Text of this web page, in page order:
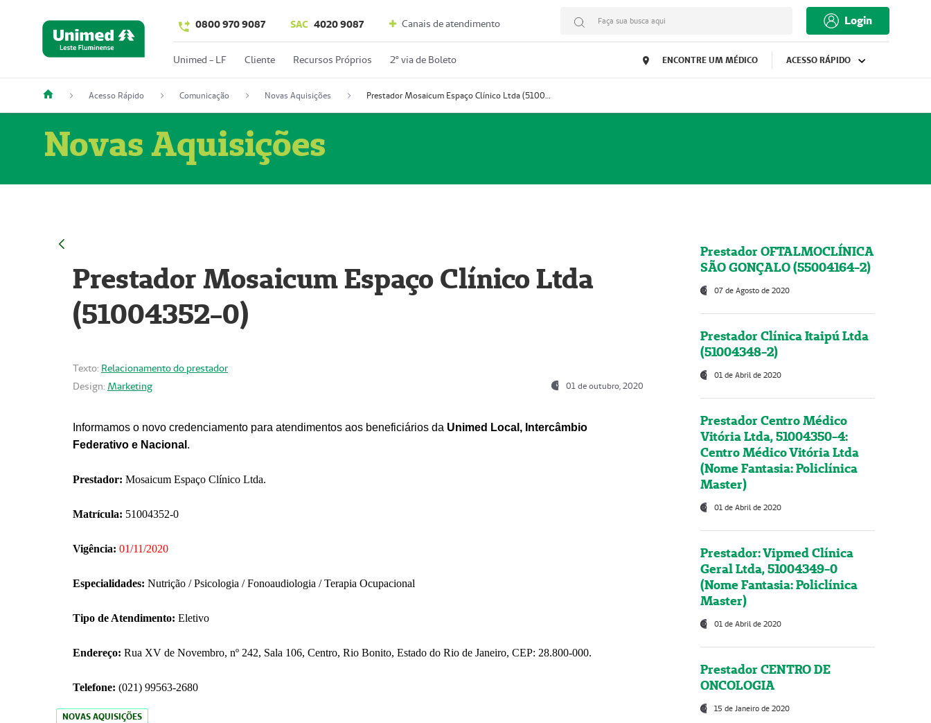
0800 970 9087 SAC 4020 9087 Canais de atendimento Faça sua busca aqui Login
Unimed - LF Cliente Recursos Próprios 2º via de Boleto ENCONTRE UM MÉDICO ACESSO RÁPIDO
Acesso Rápido Comunicação Novas Aquisições Prestador Mosaicum Espaço Clínico Ltda (51004352-0)
Novas Aquisições
Prestador Mosaicum Espaço Clínico Ltda
(51004352-0)
Texto: Relacionamento do prestador
Design: Marketing 01 de outubro, 2020
Informamos o novo credenciamento para atendimentos aos beneficiários da Unimed Local, Intercâmbio
Federativo e Nacional .
Prestador: Mosaicum Espaço Clínico Ltda.
Matrícula: 51004352-0
Vigência: 01/11/2020
Especialidades: Nutrição / Psicologia / Fonoaudiologia / Terapia Ocupacional
Tipo de Atendimento: Eletivo
Endereço: Rua XV de Novembro, nº 242, Sala 106, Centro, Rio Bonito, Estado do Rio de Janeiro, CEP: 28.800-000.
Telefone: (021) 99563-2680
NOVAS AQUISIÇÕES
Prestador OFTALMOCLÍNICA
SÃO GONÇALO (55004164-2)
07 de Agosto de 2020
Prestador Clínica Itaipú Ltda
(51004348-2)
01 de Abril de 2020
Prestador Centro Médico
Vitória Ltda, 51004350-4:
Centro Médico Vitória Ltda
(Nome Fantasia: Policlínica
Master)
01 de Abril de 2020
Prestador: Vipmed Clínica
Geral Ltda, 51004349-0
(Nome Fantasia: Policlínica
Master)
01 de Abril de 2020
Prestador CENTRO DE
ONCOLOGIA
15 de Janeiro de 2020